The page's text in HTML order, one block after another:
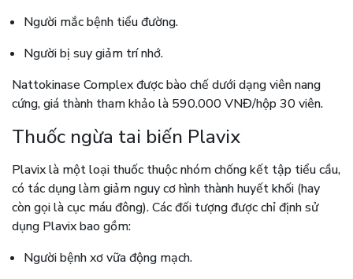
Người mắc bệnh tiểu đường.
Người bị suy giảm trí nhớ.
Nattokinase Complex được bào chế dưới dạng viên nang
cứng, giá thành tham khảo là 590.000 VNĐ/hộp 30 viên.
Thuốc ngừa tai biến Plavix
Plavix là một loại thuốc thuộc nhóm chống kết tập tiểu cầu,
có tác dụng làm giảm nguy cơ hình thành huyết khối (hay
còn gọi là cục máu đông). Các đối tượng được chỉ định sử
dụng Plavix bao gồm:
Người bệnh xơ vữa động mạch.